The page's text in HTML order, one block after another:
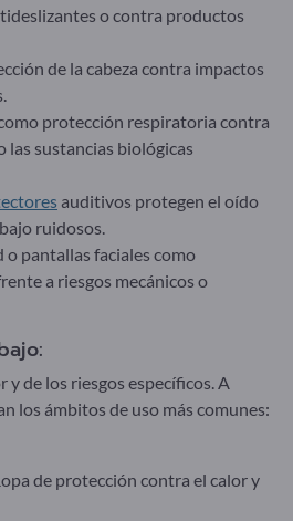
o contra productos
de la cabeza contra impactos
protección respiratoria contra
las sustancias biológicas
auditivos protegen el oído
ruidosos.
o pantallas faciales como
a riesgos mecánicos o
y de los riesgos específicos. A
los ámbitos de uso más comunes:
de protección contra el calor y